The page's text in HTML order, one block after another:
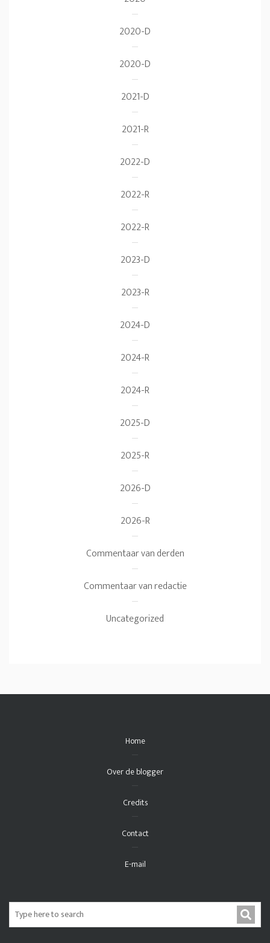
2020-D
2020-D
2021-D
2021-R
2022-D
2022-R
2022-R
2023-D
2023-R
2024-D
2024-R
2024-R
2025-D
2025-R
2026-D
2026-R
Commentaar van derden
Commentaar van redactie
Uncategorized
Home
Over de blogger
Credits
Contact
E-mail